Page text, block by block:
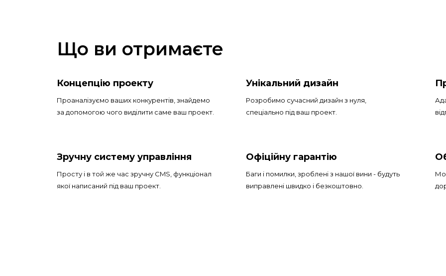
Що ви отримаєте
Концепцію проекту
Проаналізуємо ваших конкурентів, знайдемо
за допомогою чого виділити саме ваш проект.
Унікальний дизайн
Розробимо сучасний дизайн з нуля,
спеціально під ваш проект.
Зручну систему управління
Просту і в той же час зручну CMS, функціонал
якої написаний під ваш проект.
Офіційну гарантію
Баги і помилки, зроблені з нашої вини - будуть
виправлені швидко і безкоштовно.